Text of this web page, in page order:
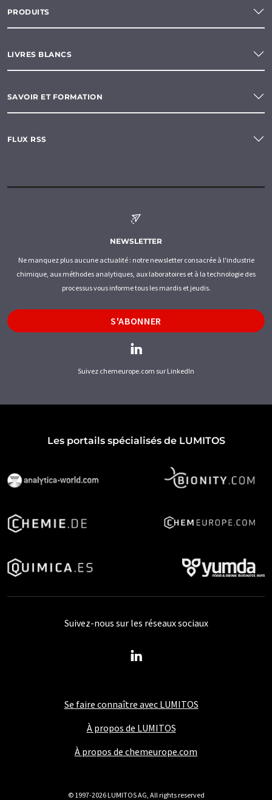
PRODUITS
LIVRES BLANCS
SAVOIR ET FORMATION
FLUX RSS
NEWSLETTER
Ne manquez plus aucune actualité : notre newsletter consacrée à l'industrie
chimique, aux méthodes analytiques, aux laboratoires et à la technologie des
processus vous informe tous les mardis et jeudis.
S'ABONNER
Suivez chemeurope.com sur LinkedIn
Les portails spécialisés de LUMITOS
Se faire connaître avec LUMITOS
À propos de LUMITOS
À propos de chemeurope.com
Suivez-nous sur les réseaux sociaux
© 1997-2026 LUMITOS AG, All rights reserved